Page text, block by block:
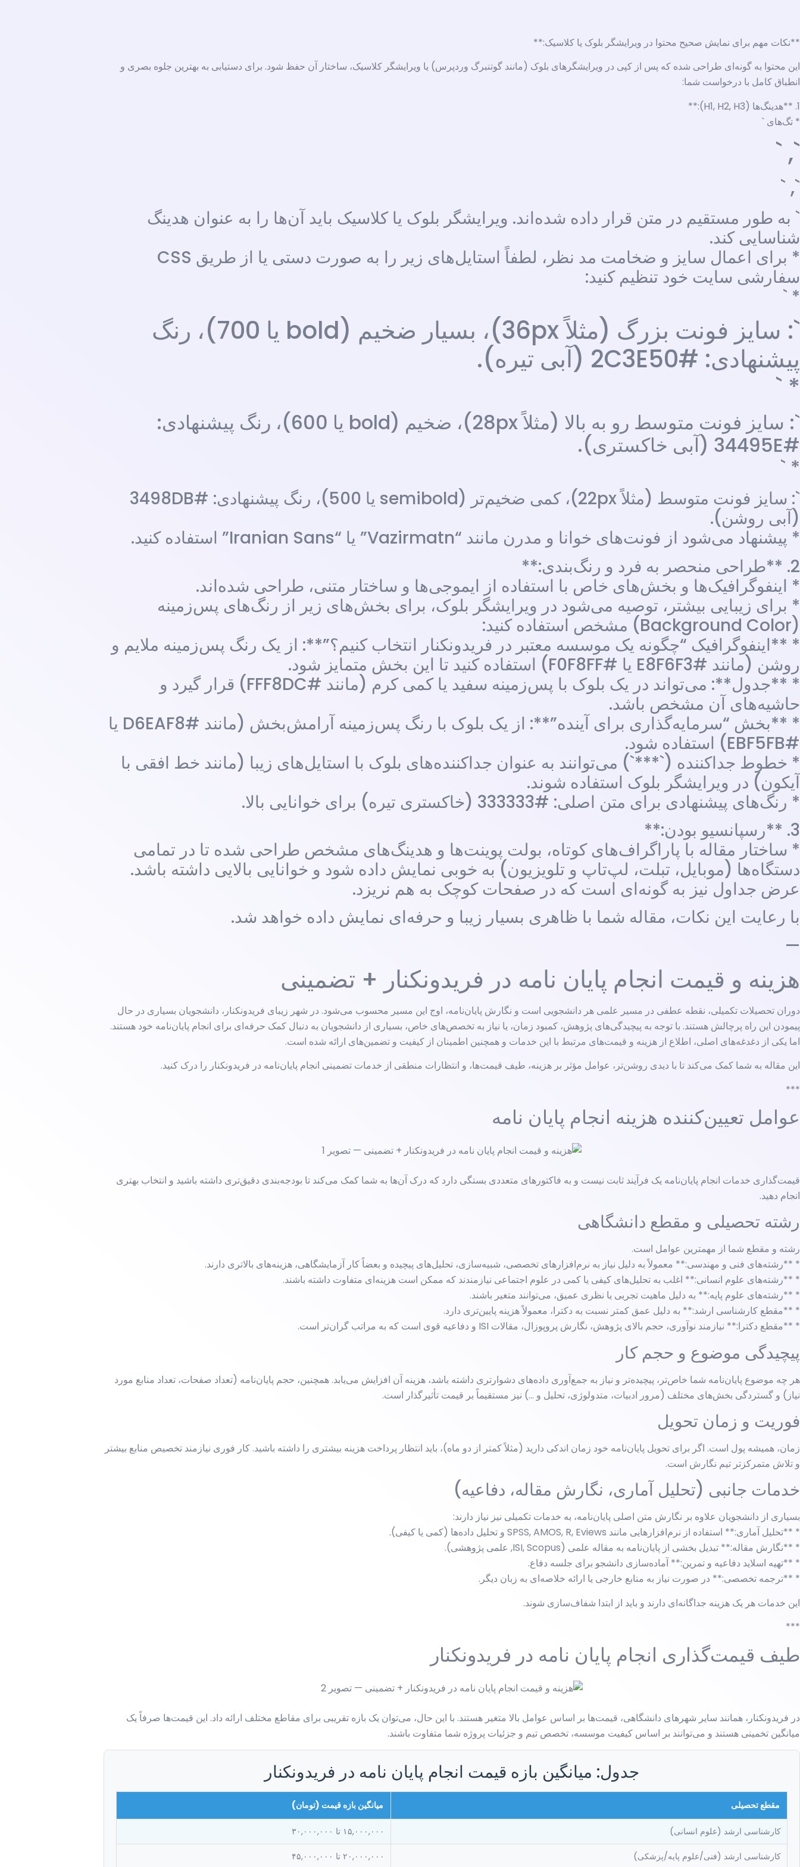
**نکات مهم برای نمایش صحیح محتوا در ویرایشگر بلوک یا کلاسیک:**
این محتوا به گونه‌ای طراحی شده که پس از کپی در ویرایشگرهای بلوک (مانند گوتنبرگ وردپرس) یا ویرایشگر کلاسیک، ساختار آن حفظ شود. برای دستیابی به بهترین جلوه بصری و
انطباق کامل با درخواست شما:
1. **هدینگ‌ها (H1, H2, H3):**
* تگ‌های `
`, `
`, `
` به طور مستقیم در متن قرار داده شده‌اند. ویرایشگر بلوک یا کلاسیک باید آن‌ها را به عنوان هدینگ
شناسایی کند.
* برای اعمال سایز و ضخامت مد نظر، لطفاً استایل‌های زیر را به صورت دستی یا از طریق CSS
سفارشی سایت خود تنظیم کنید:
* `
`: سایز فونت بزرگ (مثلاً 36px)، بسیار ضخیم (bold یا 700)، رنگ
پیشنهادی: #2C3E50 (آبی تیره).
* `
`: سایز فونت متوسط رو به بالا (مثلاً 28px)، ضخیم (bold یا 600)، رنگ پیشنهادی:
#34495E (آبی خاکستری).
* `
`: سایز فونت متوسط (مثلاً 22px)، کمی ضخیم‌تر (semibold یا 500)، رنگ پیشنهادی: #3498DB
(آبی روشن).
* پیشنهاد می‌شود از فونت‌های خوانا و مدرن مانند “Vazirmatn” یا “Iranian Sans” استفاده کنید.
2. **طراحی منحصر به فرد و رنگ‌بندی:**
* اینفوگرافیک‌ها و بخش‌های خاص با استفاده از ایموجی‌ها و ساختار متنی، طراحی شده‌اند.
* برای زیبایی بیشتر، توصیه می‌شود در ویرایشگر بلوک، برای بخش‌های زیر از رنگ‌های پس‌زمینه
(Background Color) مشخص استفاده کنید:
* **اینفوگرافیک “چگونه یک موسسه معتبر در فریدونکنار انتخاب کنیم؟”**: از یک رنگ پس‌زمینه ملایم و
روشن (مانند #E8F6F3 یا #F0F8FF) استفاده کنید تا این بخش متمایز شود.
* **جدول**: می‌تواند در یک بلوک با پس‌زمینه سفید یا کمی کرم (مانند #FFF8DC) قرار گیرد و
حاشیه‌های آن مشخص باشد.
* **بخش “سرمایه‌گذاری برای آینده”**: از یک بلوک با رنگ پس‌زمینه آرامش‌بخش (مانند #D6EAF8 یا
#EBF5FB) استفاده شود.
* خطوط جداکننده (`***`) می‌توانند به عنوان جداکننده‌های بلوک با استایل‌های زیبا (مانند خط افقی با
آیکون) در ویرایشگر بلوک استفاده شوند.
* رنگ‌های پیشنهادی برای متن اصلی: #333333 (خاکستری تیره) برای خوانایی بالا.
3. **رسپانسیو بودن:**
* ساختار مقاله با پاراگراف‌های کوتاه، بولت پوینت‌ها و هدینگ‌های مشخص طراحی شده تا در تمامی
دستگاه‌ها (موبایل، تبلت، لپ‌تاپ و تلویزیون) به خوبی نمایش داده شود و خوانایی بالایی داشته باشد.
عرض جداول نیز به گونه‌ای است که در صفحات کوچک به هم نریزد.
با رعایت این نکات، مقاله شما با ظاهری بسیار زیبا و حرفه‌ای نمایش داده خواهد شد.
—
هزینه و قیمت انجام پایان نامه در فریدونکنار + تضمینی
دوران تحصیلات تکمیلی، نقطه عطفی در مسیر علمی هر دانشجویی است و نگارش پایان‌نامه، اوج این مسیر محسوب می‌شود. در شهر زیبای فریدونکنار، دانشجویان بسیاری در حال
پیمودن این راه پرچالش هستند. با توجه به پیچیدگی‌های پژوهش، کمبود زمان، یا نیاز به تخصص‌های خاص، بسیاری از دانشجویان به دنبال کمک حرفه‌ای برای انجام پایان‌نامه خود هستند.
اما یکی از دغدغه‌های اصلی، اطلاع از هزینه و قیمت‌های مرتبط با این خدمات و همچنین اطمینان از کیفیت و تضمین‌های ارائه شده است.
این مقاله به شما کمک می‌کند تا با دیدی روشن‌تر، عوامل مؤثر بر هزینه، طیف قیمت‌ها، و انتظارات منطقی از خدمات تضمینی انجام پایان‌نامه در فریدونکنار را درک کنید.
***
عوامل تعیین‌کننده هزینه انجام پایان نامه
قیمت‌گذاری خدمات انجام پایان‌نامه یک فرآیند ثابت نیست و به فاکتورهای متعددی بستگی دارد که درک آن‌ها به شما کمک می‌کند تا بودجه‌بندی دقیق‌تری داشته باشید و انتخاب بهتری
انجام دهید.
رشته تحصیلی و مقطع دانشگاهی
رشته و مقطع شما از مهمترین عوامل است.
* **رشته‌های فنی و مهندسی:** معمولاً به دلیل نیاز به نرم‌افزارهای تخصصی، شبیه‌سازی، تحلیل‌های پیچیده و بعضاً کار آزمایشگاهی، هزینه‌های بالاتری دارند.
* **رشته‌های علوم انسانی:** اغلب به تحلیل‌های کیفی یا کمی در علوم اجتماعی نیازمندند که ممکن است هزینه‌ای متفاوت داشته باشند.
* **رشته‌های علوم پایه:** به دلیل ماهیت تجربی یا نظری عمیق، می‌توانند متغیر باشند.
* **مقطع کارشناسی ارشد:** به دلیل عمق کمتر نسبت به دکترا، معمولاً هزینه پایین‌تری دارد.
* **مقطع دکترا:** نیازمند نوآوری، حجم بالای پژوهش، نگارش پروپوزال، مقالات ISI و دفاعیه قوی است که به مراتب گران‌تر است.
پیچیدگی موضوع و حجم کار
هر چه موضوع پایان‌نامه شما خاص‌تر، پیچیده‌تر و نیاز به جمع‌آوری داده‌های دشوارتری داشته باشد، هزینه آن افزایش می‌یابد. همچنین، حجم پایان‌نامه (تعداد صفحات، تعداد منابع مورد
نیاز) و گستردگی بخش‌های مختلف (مرور ادبیات، متدولوژی، تحلیل و …) نیز مستقیماً بر قیمت تأثیرگذار است.
فوریت و زمان تحویل
زمان، همیشه پول است. اگر برای تحویل پایان‌نامه خود زمان اندکی دارید (مثلاً کمتر از دو ماه)، باید انتظار پرداخت هزینه بیشتری را داشته باشید. کار فوری نیازمند تخصیص منابع بیشتر
و تلاش متمرکزتر تیم نگارش است.
خدمات جانبی (تحلیل آماری، نگارش مقاله، دفاعیه)
بسیاری از دانشجویان علاوه بر نگارش متن اصلی پایان‌نامه، به خدمات تکمیلی نیز نیاز دارند:
* **تحلیل آماری:** استفاده از نرم‌افزارهایی مانند SPSS, AMOS, R, Eviews و تحلیل داده‌ها (کمی یا کیفی).
* **نگارش مقاله:** تبدیل بخشی از پایان‌نامه به مقاله علمی (ISI, Scopus, علمی پژوهشی).
* **تهیه اسلاید دفاعیه و تمرین:** آماده‌سازی دانشجو برای جلسه دفاع.
* **ترجمه تخصصی:** در صورت نیاز به منابع خارجی یا ارائه خلاصه‌ای به زبان دیگر.
این خدمات هر یک هزینه جداگانه‌ای دارند و باید از ابتدا شفاف‌سازی شوند.
***
طیف قیمت‌گذاری انجام پایان نامه در فریدونکنار
در فریدونکنار، همانند سایر شهرهای دانشگاهی، قیمت‌ها بر اساس عوامل بالا متغیر هستند. با این حال، می‌توان یک بازه تقریبی برای مقاطع مختلف ارائه داد. این قیمت‌ها صرفاً یک
میانگین تخمینی هستند و می‌توانند بر اساس کیفیت موسسه، تخصص تیم و جزئیات پروژه شما متفاوت باشند.
جدول: میانگین بازه قیمت انجام پایان نامه در فریدونکنار
مقطع تحصیلی میانگین بازه قیمت (تومان)
کارشناسی ارشد (علوم انسانی) ۱۵,۰۰۰,۰۰۰ تا ۳۰,۰۰۰,۰۰۰
کارشناسی ارشد (فنی/علوم پایه/پزشکی) ۲۰,۰۰۰,۰۰۰ تا ۴۵,۰۰۰,۰۰۰